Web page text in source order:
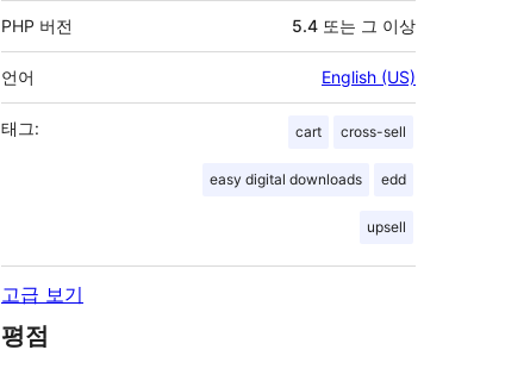
PHP 버전 5.4 또는 그 이상
언어 English (US)
태그: cart cross-sell
easy digital downloads edd
upsell
고급 보기
평점